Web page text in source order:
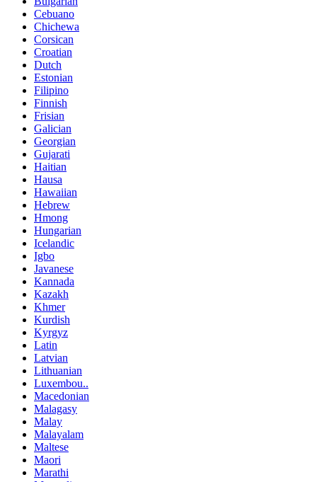
Cebuano
Chichewa
Corsican
Croatian
Dutch
Estonian
Filipino
Finnish
Frisian
Galician
Georgian
Gujarati
Haitian
Hausa
Hawaiian
Hebrew
Hmong
Hungarian
Icelandic
Igbo
Javanese
Kannada
Kazakh
Khmer
Kurdish
Kyrgyz
Latin
Latvian
Lithuanian
Luxembou..
Macedonian
Malagasy
Malay
Malayalam
Maltese
Maori
Marathi